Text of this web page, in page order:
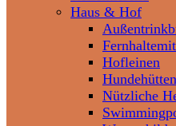
Haus & Hof
Hofleinen
Hundehütten
Nützliche